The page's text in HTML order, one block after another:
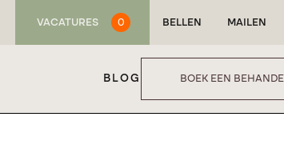
VACATURES 0 BELLEN MAILEN
BLOG BOEK EEN